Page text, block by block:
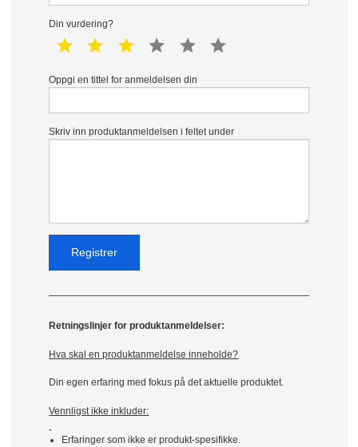
Din vurdering?
1 star 2 star 3 star 4 star 5 star
Oppgi en tittel for anmeldelsen din
Skriv inn produktanmeldelsen i feltet under
Retningslinjer for produktanmeldelser:
Hva skal en produktanmeldelse inneholde?
Din egen erfaring med fokus på det aktuelle produktet.
Vennligst ikke inkluder:
Erfaringer som ikke er produkt-spesifikke.